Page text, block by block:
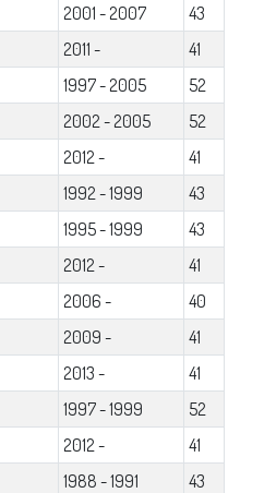
2001 - 2007
43
2011 -
41
1997 - 2005
52
2002 - 2005
52
2012 -
41
1992 - 1999
43
1995 - 1999
43
2012 -
41
2006 -
40
2009 -
41
2013 -
41
1997 - 1999
52
2012 -
41
1988 - 1991
43